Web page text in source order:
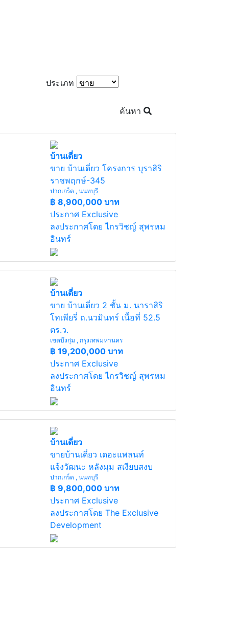
ประเภท
ค้นหา
บ้านเดี่ยว
ขาย บ้านเดี่ยว โครงการ บุราสิริ
ราชพฤกษ์-345
ปากเกร็ด , นนทบุรี
฿ 8,900,000 บาท
ประกาศ Exclusive
ลงประกาศโดย ไกรวิชญ์ สุพรหม
อินทร์
บ้านเดี่ยว
ขาย บ้านเดี่ยว 2 ชั้น ม. นาราสิริ
โทเพียรี่ ถ.นวมินทร์ เนื้อที่ 52.5
ตร.ว.
เขตบึงกุ่ม , กรุงเทพมหานคร
฿ 19,200,000 บาท
ประกาศ Exclusive
ลงประกาศโดย ไกรวิชญ์ สุพรหม
อินทร์
บ้านเดี่ยว
ขายบ้านเดี่ยว เดอะแพลนท์
แจ้งวัฒนะ หลังมุม สเงียบสงบ
ปากเกร็ด , นนทบุรี
฿ 9,800,000 บาท
ประกาศ Exclusive
ลงประกาศโดย The Exclusive
Development